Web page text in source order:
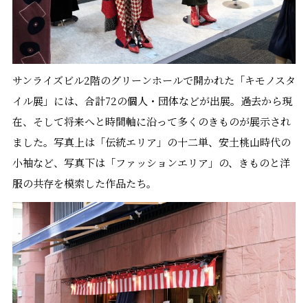
サンライズビル2階のグリーンホールで開かれた「キモノスタ
イル展」には、合計72の個人・団体などが出展。過去から現
在、そして将来へと時間軸に沿って多くのきものが展示され
ました。写真上は「伝統エリア」の十二単、安土桃山時代の
小袖など、写真下は「ファッションエリア」の、きものと洋
服の共存を模索した作品たち。